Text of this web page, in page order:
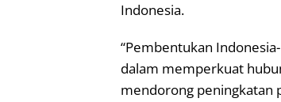
Indonesia.
“Pembentukan
dalam memperkuat
mendorong peningkatan